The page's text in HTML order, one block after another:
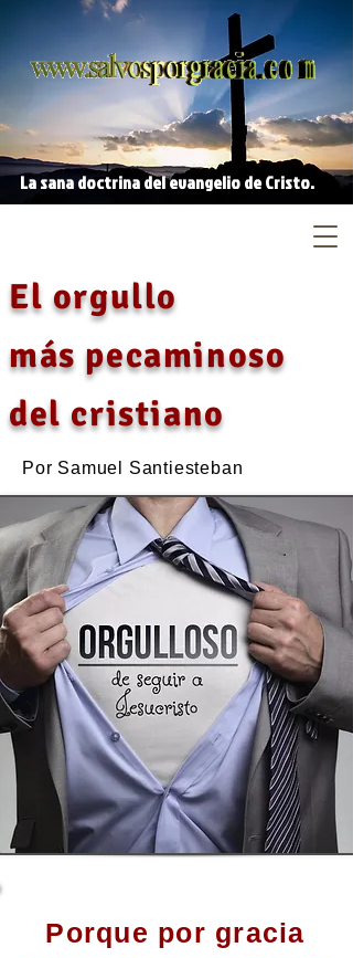
La sana doctrina del evangelio de Cristo.
El orgullo
más pecaminoso
del cristiano
Por Samuel Santiesteban
Porque por gracia